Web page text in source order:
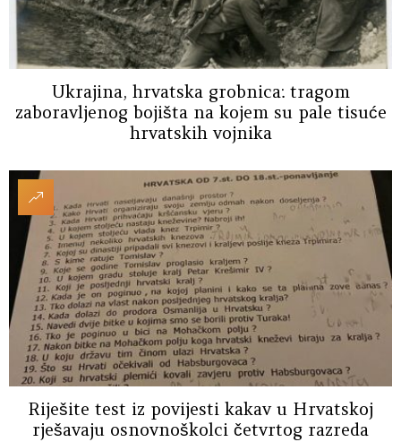
Ukrajina, hrvatska grobnica: tragom
zaboravljenog bojišta na kojem su pale tisuće
hrvatskih vojnika
Riješite test iz povijesti kakav u Hrvatskoj
rješavaju osnovnoškolci četvrtog razreda